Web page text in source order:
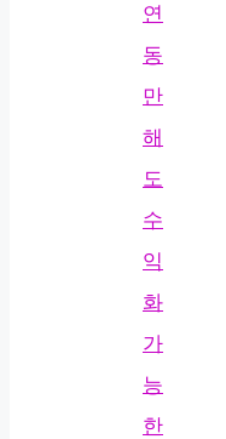
연
동
만
해
도
수
익
화
가
능
한